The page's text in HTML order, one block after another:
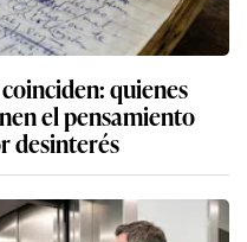
quienes
el pensamiento
desinterés